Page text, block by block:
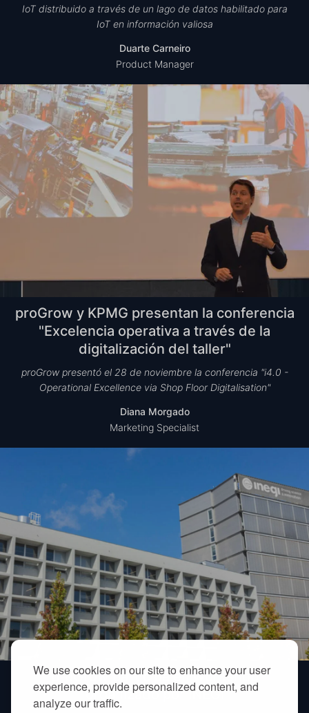
We use cookies on our site to enhance your user
experience, provide personalized content, and
analyze our traffic.
IoT distribuido a través de un lago de datos habilitado para
IoT en información valiosa
Duarte Carneiro
Product Manager
proGrow y KPMG presentan la conferencia
"Excelencia operativa a través de la
digitalización del taller"
proGrow presentó el 28 de noviembre la conferencia "i4.0 -
Operational Excellence via Shop Floor Digitalisation"
Diana Morgado
Marketing Specialist
proGrow participa en workshop
organizado por INEGI